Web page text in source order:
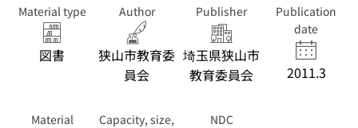
Material type
図書
Author
狭山市教育委
員会
Publisher
埼玉県狭山市
教育委員会
Publication
date
2011.3
Material
Capacity, size,
NDC